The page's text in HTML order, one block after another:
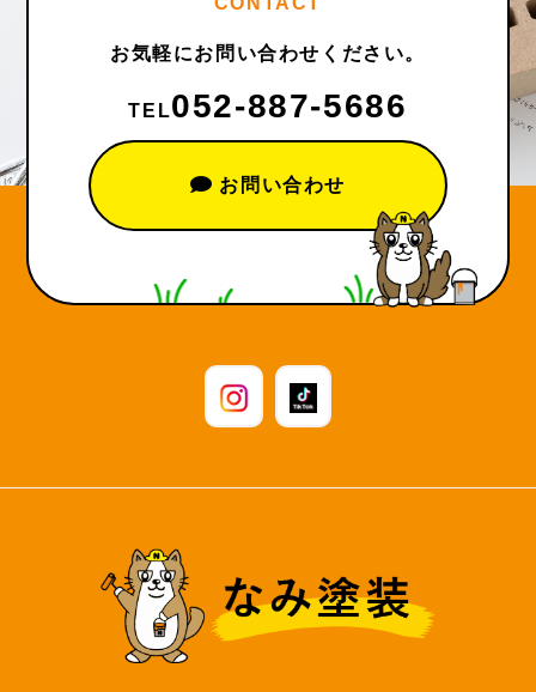
お気軽にお問い合わせください。
TEL052-887-5686
お問い合わせ